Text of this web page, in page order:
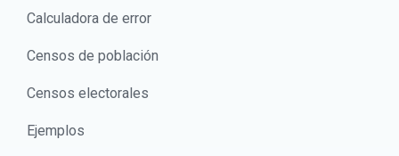
Calculadora de error
Censos de población
Censos electorales
Ejemplos